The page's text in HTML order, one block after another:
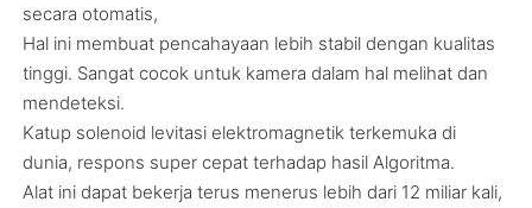
secara otomatis,
Hal ini membuat pencahayaan lebih stabil dengan kualitas
tinggi. Sangat cocok untuk kamera dalam hal melihat dan
mendeteksi.
Katup solenoid levitasi elektromagnetik terkemuka di
dunia, respons super cepat terhadap hasil Algoritma.
Alat ini dapat bekerja terus menerus lebih dari 12 miliar kali,